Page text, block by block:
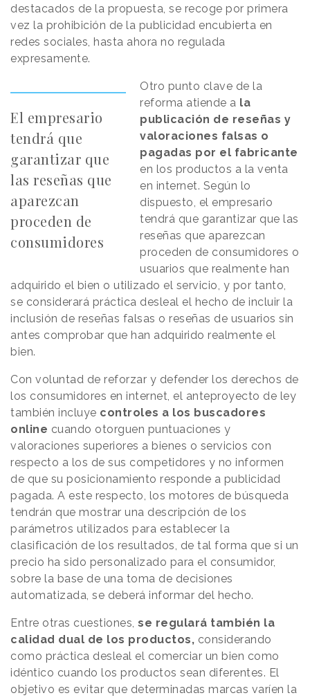
destacados de la propuesta, se recoge por primera
vez la prohibición de la publicidad encubierta en
redes sociales, hasta ahora no regulada
expresamente.
El empresario
tendrá que
garantizar que
las reseñas que
aparezcan
proceden de
consumidores
Otro punto clave de la
reforma atiende a la
publicación de reseñas y
valoraciones falsas o
pagadas por el fabricante
en los productos a la venta
en internet. Según lo
dispuesto, el empresario
tendrá que garantizar que las
reseñas que aparezcan
proceden de consumidores o
usuarios que realmente han
adquirido el bien o utilizado el servicio, y por tanto,
se considerará práctica desleal el hecho de incluir la
inclusión de reseñas falsas o reseñas de usuarios sin
antes comprobar que han adquirido realmente el
bien.
Con voluntad de reforzar y defender los derechos de
los consumidores en internet, el anteproyecto de ley
también incluye controles a los buscadores
online cuando otorguen puntuaciones y
valoraciones superiores a bienes o servicios con
respecto a los de sus competidores y no informen
de que su posicionamiento responde a publicidad
pagada. A este respecto, los motores de búsqueda
tendrán que mostrar una descripción de los
parámetros utilizados para establecer la
clasificación de los resultados, de tal forma que si un
precio ha sido personalizado para el consumidor,
sobre la base de una toma de decisiones
automatizada, se deberá informar del hecho.
Entre otras cuestiones, se regulará también la
calidad dual de los productos, considerando
como práctica desleal el comerciar un bien como
idéntico cuando los productos sean diferentes. El
objetivo es evitar que determinadas marcas varíen la